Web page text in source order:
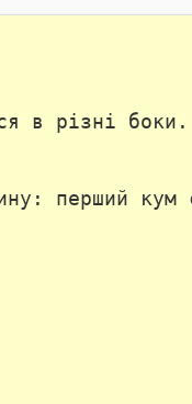
в різні боки.
перший кум